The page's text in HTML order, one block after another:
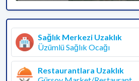
Sağlık Merkezi Uzaklık
Üzümlü Sağlık Ocağı
Restaurantlara Uzaklık